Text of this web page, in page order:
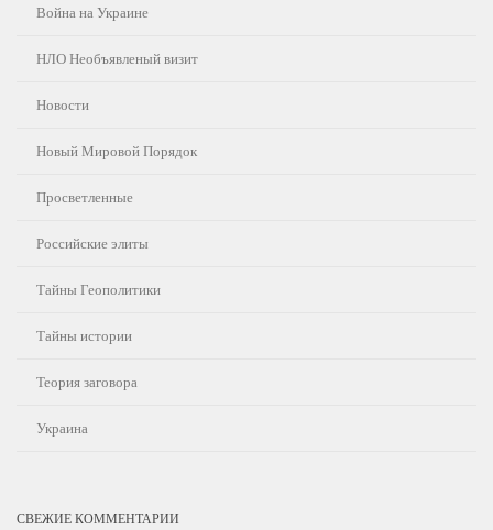
Война на Украине
НЛО Необъявленый визит
Новости
Новый Мировой Порядок
Просветленные
Российские элиты
Тайны Геополитики
Тайны истории
Теория заговора
Украина
СВЕЖИЕ КОММЕНТАРИИ